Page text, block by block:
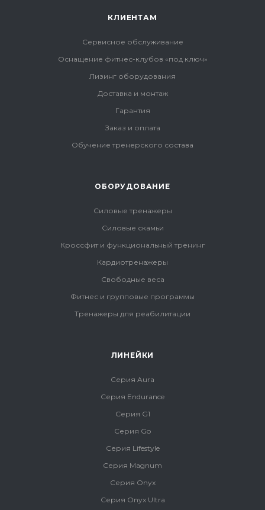
КЛИЕНТАМ
Сервисное обслуживание
Оснащение фитнес-клубов «под ключ»
Лизинг оборудования
Доставка и монтаж
Гарантия
Заказ и оплата
Обучение тренерского состава
ОБОРУДОВАНИЕ
Силовые тренажеры
Силовые скамьи
Кроссфит и функциональный тренинг
Кардиотренажеры
Свободные веса
Фитнес и групповые программы
Тренажеры для реабилитации
ЛИНЕЙКИ
Серия Aura
Серия Endurance
Серия G1
Серия Go
Серия Lifestyle
Серия Magnum
Серия Onyx
Серия Onyx Ultra